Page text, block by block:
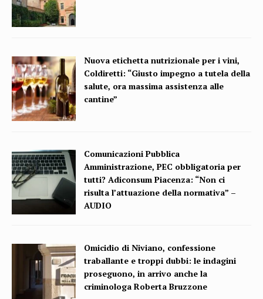
Nuova etichetta nutrizionale per i vini,
Coldiretti: “Giusto impegno a tutela della
salute, ora massima assistenza alle
cantine”
Comunicazioni Pubblica
Amministrazione, PEC obbligatoria per
tutti? Adiconsum Piacenza: “Non ci
risulta l’attuazione della normativa” –
AUDIO
Omicidio di Niviano, confessione
traballante e troppi dubbi: le indagini
proseguono, in arrivo anche la
criminologa Roberta Bruzzone